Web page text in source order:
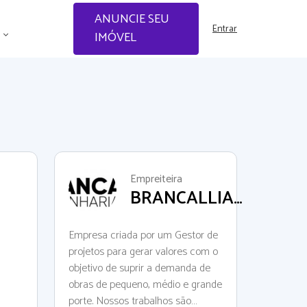
ANUNCIE SEU
IMÓVEL
Entrar
Empreiteira
BRANCALLIAO
Empresa criada por um Gestor de
projetos para gerar valores com o
objetivo de suprir a demanda de
obras de pequeno, médio e grande
porte. Nossos trabalhos são